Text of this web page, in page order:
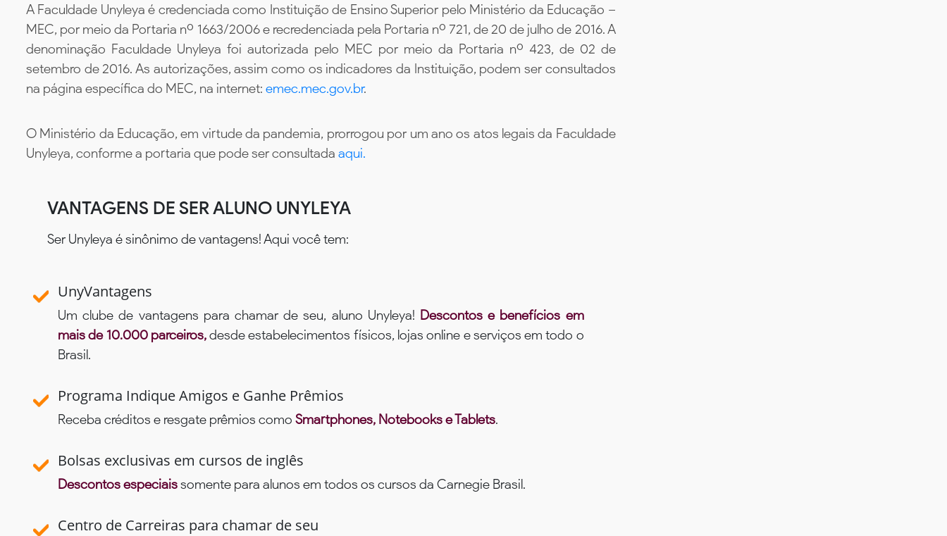
A Faculdade Unyleya é credenciada como Instituição de Ensino Superior pelo Ministério da Educação –
MEC, por meio da Portaria nº 1663/2006 e recredenciada pela Portaria nº 721, de 20 de julho de 2016. A
denominação Faculdade Unyleya foi autorizada pelo MEC por meio da Portaria nº 423, de 02 de
setembro de 2016. As autorizações, assim como os indicadores da Instituição, podem ser consultados
na página específica do MEC, na internet: emec.mec.gov.br.
O Ministério da Educação, em virtude da pandemia, prorrogou por um ano os atos legais da Faculdade
Unyleya, conforme a portaria que pode ser consultada aqui.
VANTAGENS DE SER ALUNO UNYLEYA
Ser Unyleya é sinônimo de vantagens! Aqui você tem:
UnyVantagens
Um clube de vantagens para chamar de seu, aluno Unyleya! Descontos e benefícios em
mais de 10.000 parceiros,desde estabelecimentos físicos, lojas online e serviços em todo o
Brasil.
Programa Indique Amigos e Ganhe Prêmios
Receba créditos e resgate prêmios como Smartphones, Notebooks e Tablets.
Bolsas exclusivas em cursos de inglês
Descontos especiaissomente para alunos em todos os cursos da Carnegie Brasil.
Centro de Carreiras para chamar de seu